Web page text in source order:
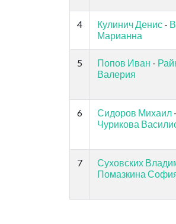
4 Кулинич Денис -
Марианна
5 Попов Иван -
Валерия
6 Сидоров Михаил -
Чурикова
7 Суховских
Помазкина